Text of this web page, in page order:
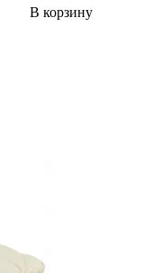
В корзину